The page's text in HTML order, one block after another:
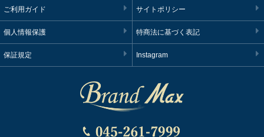
ご利用ガイド サイトポリシー
個人情報保護 特商法に基づく表記
保証規定 Instagram